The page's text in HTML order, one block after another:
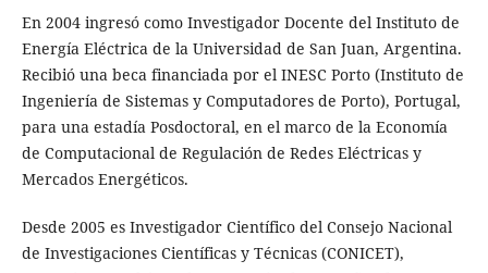
En 2004 ingresó como Investigador Docente del Instituto de
Energía Eléctrica de la Universidad de San Juan, Argentina.
Recibió una beca financiada por el INESC Porto (Instituto de
Ingeniería de Sistemas y Computadores de Porto), Portugal,
para una estadía Posdoctoral, en el marco de la Economía
de Computacional de Regulación de Redes Eléctricas y
Mercados Energéticos.
Desde 2005 es Investigador Científico del Consejo Nacional
de Investigaciones Científicas y Técnicas (CONICET),